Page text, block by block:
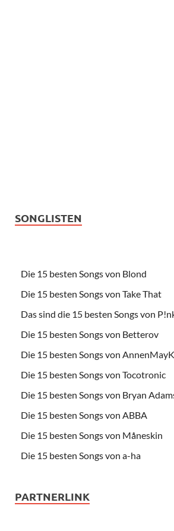
SONGLISTEN
Die 15 besten Songs von Blond
Die 15 besten Songs von Take That
Das sind die 15 besten Songs von
Die 15 besten Songs von Betterov
Die 15 besten Songs von
Die 15 besten Songs von Tocotronic
Die 15 besten Songs von Bryan
Die 15 besten Songs von ABBA
Die 15 besten Songs von Måneskin
Die 15 besten Songs von a-ha
PARTNERLINK